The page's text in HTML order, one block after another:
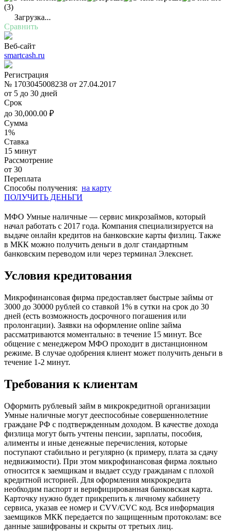
(3)
Загрузка...
Сравнить
Веб-сайт
smartcash.ru
Регистрация
№ 1703045008238 от 27.04.2017
от 5 до 30 дней
Срок
до 30,000.00 ₽
Сумма
1%
Ставка
15 минут
Рассмотрение
от 30
Переплата
Cпособы получения: на карту
ПОЛУЧИТЬ ДЕНЬГИ
МФО Умные наличные — сервис микрозаймов, который
начал работать с 2017 года. Компания специализируется на
выдаче онлайн кредитов на банковские карты физлиц. Также
в МКК можно получить деньги в долг стандартным
банковским переводом или через терминал Элекснет.
Условия кредитования
Микрофинансовая фирма предоставляет быстрые займы от
3000 до 30000 рублей со ставкой 1% в сутки на срок до 30
дней (есть возможность досрочного погашения или
пролонгации). Заявки на оформление online займа
рассматриваются моментально: в течение 15 минут. Все
общение с менеджером МФО проходит в дистанционном
режиме. В случае одобрения клиент может получить деньги в
течение 1-2 минут.
Требования к клиентам
Оформить рублевый займ в микрокредитной организации
Умные наличные могут дееспособные совершеннолетние
граждане РФ с подтвержденным доходом. В качестве дохода
физлица могут быть учтены пенсии, зарплаты, пособия,
алименты и иные денежные перечисления, которые
поступают стабильно и регулярно (к примеру, плата за сдачу
недвижимости). При этом микрофинансовая фирма лояльно
относится к заемщикам и выдает ссуду гражданам с плохой
кредитной историей. Для оформления микрокредита
необходим паспорт и верифицированная банковская карта.
Карточку нужно будет прикрепить к личному кабинету
сервиса, указав ее номер и CVV/CVC код. Вся информация
заемщиков МКК передается по защищенным протоколам: все
данные зашифрованы и скрыты от третьих лиц.